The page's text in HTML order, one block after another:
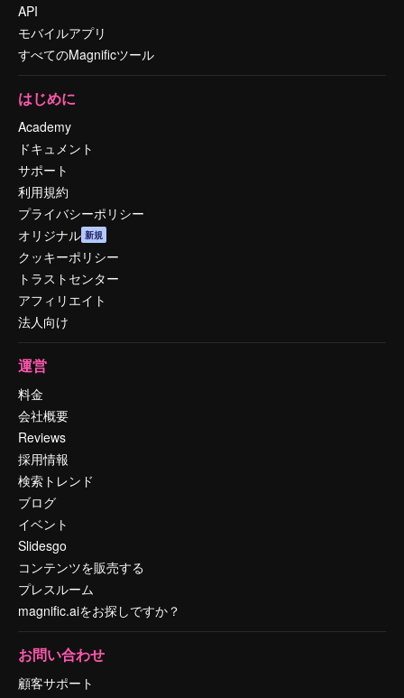
API
モバイルアプリ
すべてのMagnificツール
はじめに
Academy
ドキュメント
サポート
利用規約
プライバシーポリシー
オリジナル 新規
クッキーポリシー
トラストセンター
アフィリエイト
法人向け
運営
料金
会社概要
Reviews
採用情報
検索トレンド
ブログ
イベント
Slidesgo
コンテンツを販売する
プレスルーム
magnific.aiをお探しですか？
お問い合わせ
顧客サポート